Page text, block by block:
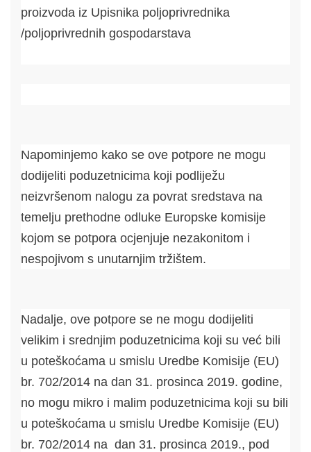
proizvoda iz Upisnika poljoprivrednika
/poljoprivrednih gospodarstava
Napominjemo kako se ove potpore ne mogu
dodijeliti poduzetnicima koji podliježu
neizvršenom nalogu za povrat sredstava na
temelju prethodne odluke Europske komisije
kojom se potpora ocjenjuje nezakonitom i
nespojivom s unutarnjim tržištem.
Nadalje, ove potpore se ne mogu dodijeliti
velikim i srednjim poduzetnicima koji su već bili
u poteškoćama u smislu Uredbe Komisije (EU)
br. 702/2014 na dan 31. prosinca 2019. godine,
no mogu mikro i malim poduzetnicima koji su bili
u poteškoćama u smislu Uredbe Komisije (EU)
br. 702/2014 na dan 31. prosinca 2019., pod